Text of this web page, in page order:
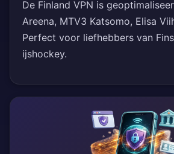
De Finland VPN is
Areena, MTV3 Katsomo, Elisa
Perfect voor liefhebbers van
ijshockey.